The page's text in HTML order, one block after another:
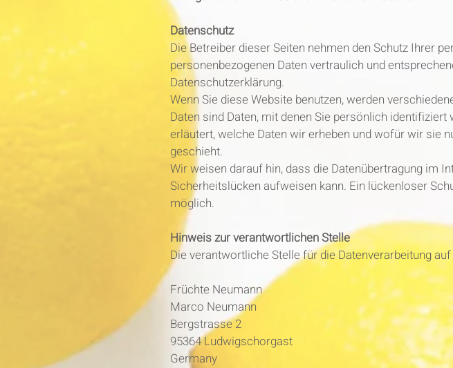
Datenschutz
Die Betreiber dieser Seiten nehmen den Schutz Ihrer
personenbezogenen Daten vertraulich und
Datenschutzerklärung.
Wenn Sie diese Website benutzen, werden
Daten sind Daten, mit denen Sie persönlich
erläutert, welche Daten wir erheben und wofür wir sie
geschieht.
Wir weisen darauf hin, dass die Datenübertragung im
Sicherheitslücken aufweisen kann. Ein lückenloser
möglich.
Hinweis zur verantwortlichen Stelle
Die verantwortliche Stelle für die Datenverarbeitung
Früchte Neumann
Marco Neumann
Bergstrasse 2
95364 Ludwigschorgast
Germany